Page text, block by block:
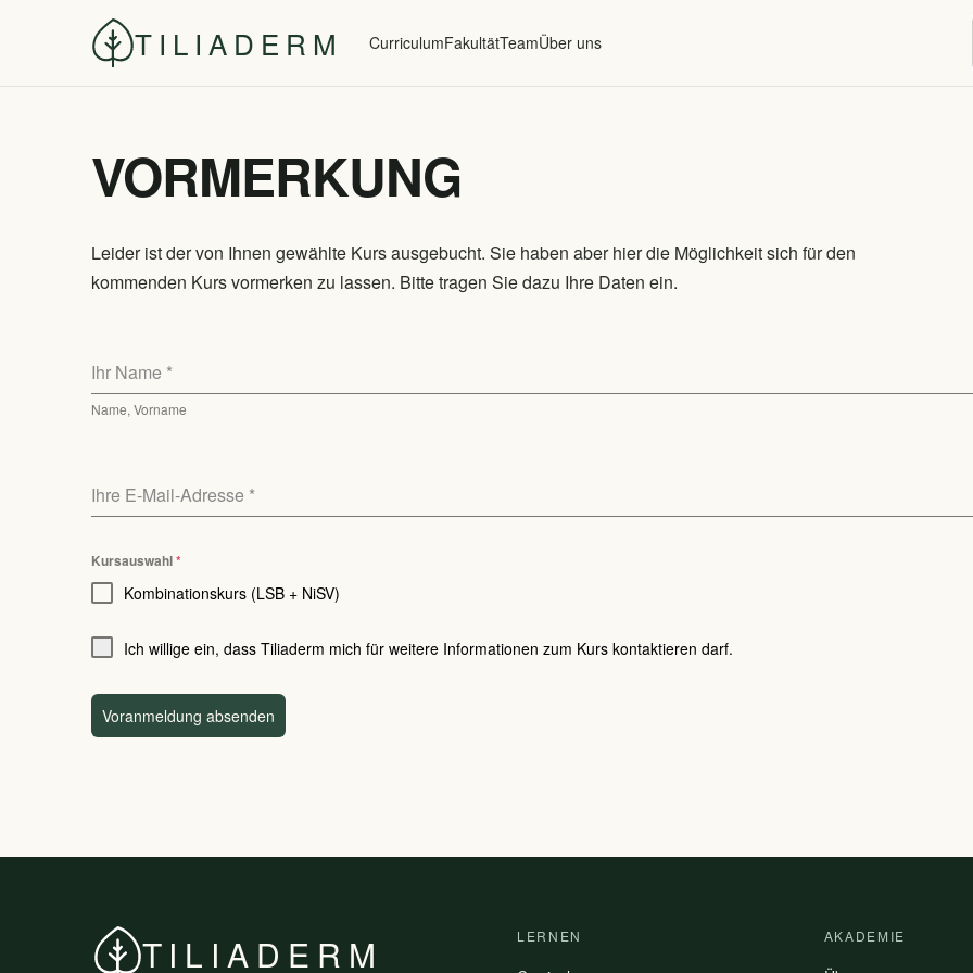
TILIADERM CurriculumFakultätTeamÜber uns
VORMERKUNG
Leider ist der von Ihnen gewählte Kurs ausgebucht. Sie haben aber hier die Möglichkeit sich für den
kommenden Kurs vormerken zu lassen. Bitte tragen Sie dazu Ihre Daten ein.
Ihr Name *
Name, Vorname
Ihre E-Mail-Adresse *
Kursauswahl*
Kombinationskurs (LSB + NiSV)
Ich willige ein, dass Tiliaderm mich für weitere Informationen zum Kurs kontaktieren darf.
Voranmeldung absenden
TILIADERM LERNEN AKADEMIE